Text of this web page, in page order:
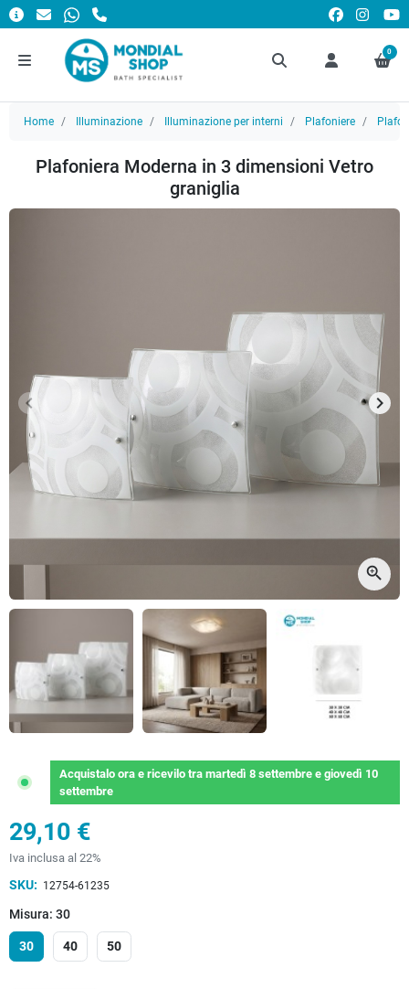
0
Home Illuminazione Illuminazione per interni Plafoniere
Plafoniera Moderna in 3 dimensioni Vetro
graniglia
Precedente
keyboard_arrow_left keyboard_arrow_right
zoom_in
Acquistalo orae ricevilo tra martedì 8 settembree giovedì 10
settembre
29,10 €
Iva inclusa al 22%
SKU: 12754-61235
Misura: 30
30 40 50